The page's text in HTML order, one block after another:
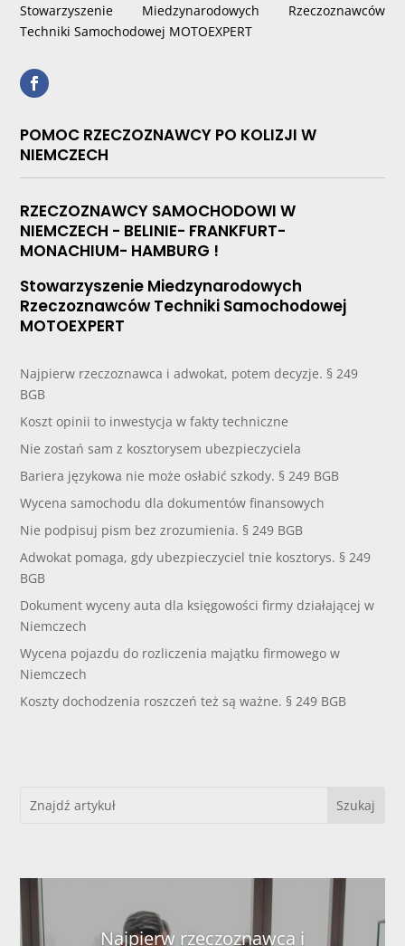
Stowarzyszenie Miedzynarodowych Rzeczoznawców
Techniki Samochodowej MOTOEXPERT
POMOC RZECZOZNAWCY PO KOLIZJI W
NIEMCZECH
RZECZOZNAWCY SAMOCHODOWI W
NIEMCZECH - BELINIE- FRANKFURT-
MONACHIUM- HAMBURG !
Stowarzyszenie Miedzynarodowych
Rzeczoznawców Techniki Samochodowej
MOTOEXPERT
Najpierw rzeczoznawca i adwokat, potem decyzje. § 249
BGB
Koszt opinii to inwestycja w fakty techniczne
Nie zostań sam z kosztorysem ubezpieczyciela
Bariera językowa nie może osłabić szkody. § 249 BGB
Wycena samochodu dla dokumentów finansowych
Nie podpisuj pism bez zrozumienia. § 249 BGB
Adwokat pomaga, gdy ubezpieczyciel tnie kosztorys. § 249
BGB
Dokument wyceny auta dla księgowości firmy działającej w
Niemczech
Wycena pojazdu do rozliczenia majątku firmowego w
Niemczech
Koszty dochodzenia roszczeń też są ważne. § 249 BGB
Najpierw rzeczoznawca i